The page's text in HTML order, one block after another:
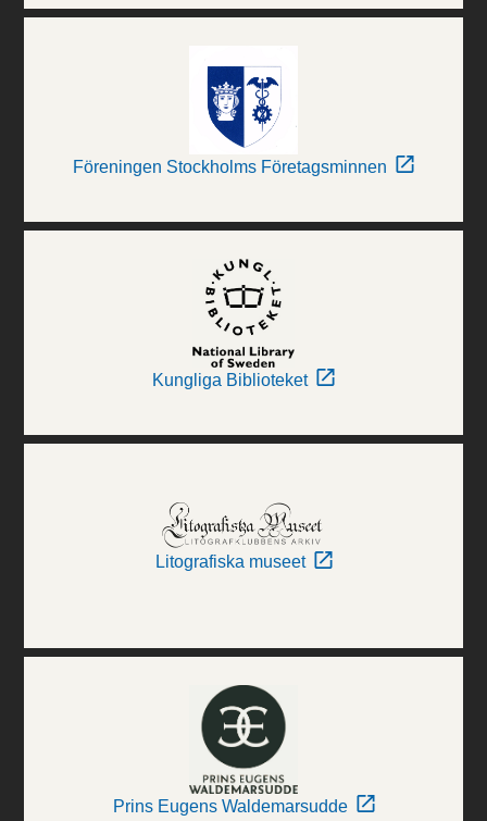
Föreningen Stockholms Företagsminnen
Kungliga Biblioteket
Litografiska museet
Prins Eugens Waldemarsudde